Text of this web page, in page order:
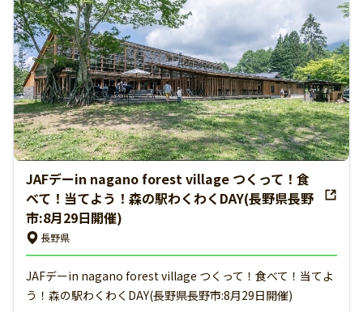
JAFデーin nagano forest village つくって！食
べて！当てよう！森の駅わくわくDAY(長野県長野
市:8月29日開催)
長野県
JAFデーin nagano forest village つくって！食べて！当てよ
う！森の駅わくわくDAY(長野県長野市:8月29日開催)